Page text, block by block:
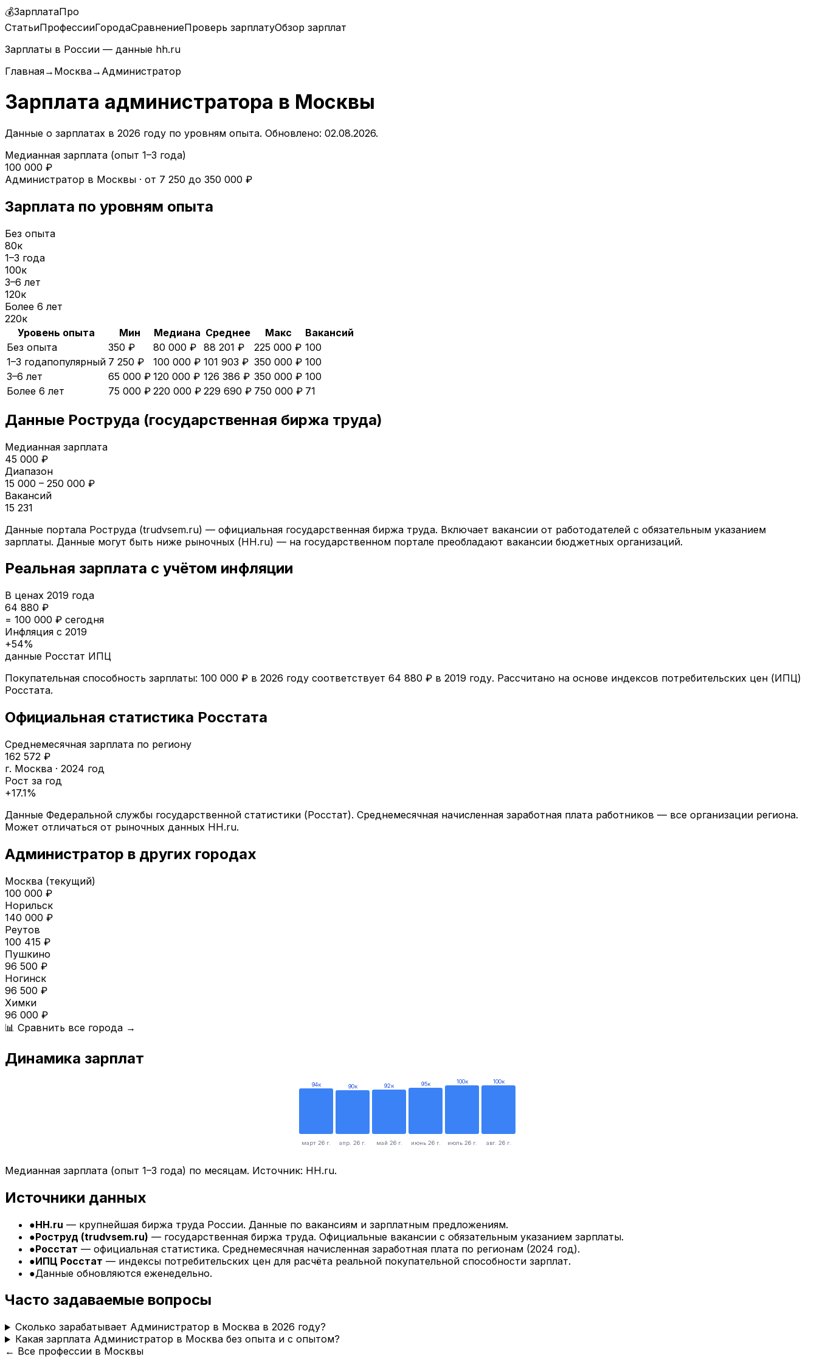
💰ЗарплатаПро
СтатьиПрофессииГородаСравнениеПроверь зарплатуОбзор зарплат
Зарплаты в России — данные hh.ru
Главная→ Москва→ Администратор
Зарплата администратора в Москвы
Данные о зарплатах в 2026 году по уровням опыта. Обновлено: 02.08.2026.
Медианная зарплата (опыт 1–3 года)
100 000 ₽
Администратор в Москвы · от 7 250 до 350 000 ₽
Зарплата по уровням опыта
Без опыта
80к
1–3 года
100к
3–6 лет
120к
Более 6 лет
220к
Уровень опыта
Мин Медиана Среднее Макс
Вакансий
Без опыта
350 ₽ 80 000 ₽ 88 201 ₽ 225 000 ₽ 100
1–3 годапопулярный 7 250 ₽ 100 000 ₽ 101 903 ₽ 350 000 ₽ 100
3–6 лет
65 000 ₽ 120 000 ₽ 126 386 ₽ 350 000 ₽ 100
Более 6 лет
75 000 ₽ 220 000 ₽ 229 690 ₽ 750 000 ₽ 71
Данные Роструда (государственная биржа труда)
Медианная зарплата
45 000 ₽
Диапазон
15 000 – 250 000 ₽
Вакансий
15 231
Данные портала Роструда (trudvsem.ru) — официальная государственная биржа труда. Включает вакансии от работодателей с обязательным указанием
зарплаты. Данные могут быть ниже рыночных (HH.ru) — на государственном портале преобладают вакансии бюджетных организаций.
Реальная зарплата с учётом инфляции
В ценах 2019 года
64 880 ₽
= 100 000 ₽ сегодня
Инфляция с 2019
+54%
данные Росстат ИПЦ
Покупательная способность зарплаты: 100 000 ₽ в 2026 году соответствует 64 880 ₽ в 2019 году. Рассчитано на основе индексов потребительских цен (ИПЦ)
Росстата.
Официальная статистика Росстата
Среднемесячная зарплата по региону
162 572 ₽
г. Москва · 2024 год
Рост за год
+17.1%
Данные Федеральной службы государственной статистики (Росстат). Среднемесячная начисленная заработная плата работников — все организации региона.
Может отличаться от рыночных данных HH.ru.
Администратор в других городах
Москва (текущий)
100 000 ₽
Норильск
140 000 ₽
Реутов
100 415 ₽
Пушкино
96 500 ₽
Ногинск
96 500 ₽
Химки
96 000 ₽
📊 Сравнить все города →
Динамика зарплат
март 26 г.
94к
апр. 26 г.
90к
май 26 г.
92к
июнь 26 г.
95к
июль 26 г.
100к
авг. 26 г.
100к
Медианная зарплата (опыт 1–3 года) по месяцам. Источник: HH.ru.
Источники данных
●HH.ru — крупнейшая биржа труда России. Данные по вакансиям и зарплатным предложениям.
●Роструд (trudvsem.ru) — государственная биржа труда. Официальные вакансии с обязательным указанием зарплаты.
●Росстат — официальная статистика. Среднемесячная начисленная заработная плата по регионам (2024 год).
●ИПЦ Росстат — индексы потребительских цен для расчёта реальной покупательной способности зарплат.
●Данные обновляются еженедельно.
Часто задаваемые вопросы
Сколько зарабатывает Администратор в Москва в 2026 году?
Какая зарплата Администратор в Москва без опыта и с опытом?
← Все профессии в Москвы